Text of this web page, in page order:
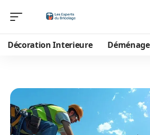
Décoration Interieure